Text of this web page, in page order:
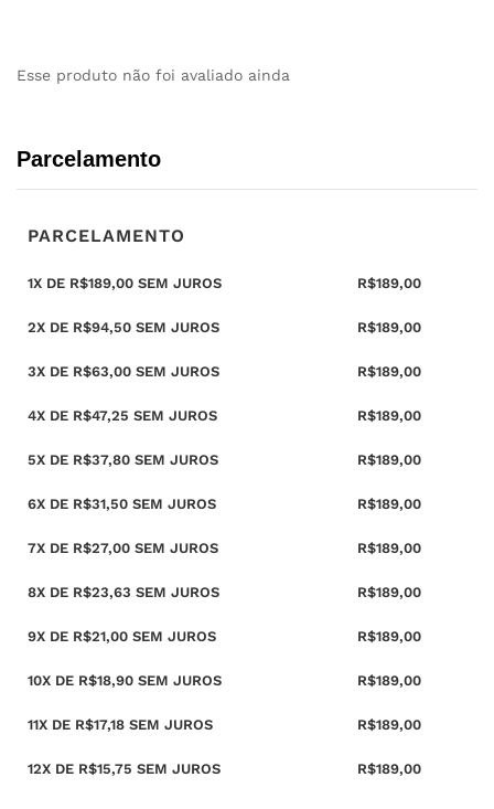
Esse produto não foi avaliado ainda
Parcelamento
PARCELAMENTO
1X DE R$189,00 SEM JUROS R$189,00
2X DE R$94,50 SEM JUROS R$189,00
3X DE R$63,00 SEM JUROS R$189,00
4X DE R$47,25 SEM JUROS R$189,00
5X DE R$37,80 SEM JUROS R$189,00
6X DE R$31,50 SEM JUROS R$189,00
7X DE R$27,00 SEM JUROS R$189,00
8X DE R$23,63 SEM JUROS R$189,00
9X DE R$21,00 SEM JUROS R$189,00
10X DE R$18,90 SEM JUROS R$189,00
11X DE R$17,18 SEM JUROS R$189,00
12X DE R$15,75 SEM JUROS R$189,00